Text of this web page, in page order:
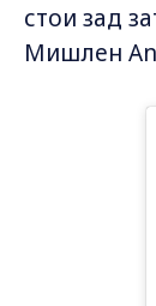
стои зад
Мишлен